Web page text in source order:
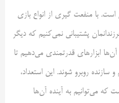
با منفعت گیری از انواع بازی
پشتیبانی نمی‌کنیم که دیگر
ابزارهای قدرتمندی می‌دهیم تا
روبرو شوند. این استعداد،
که می‌توانیم به آینده آن‌ها